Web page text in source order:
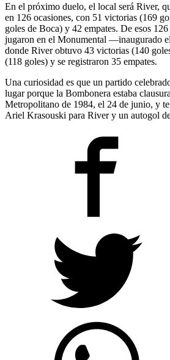
En el próximo duelo, el local será River,
en 126 ocasiones, con 51 victorias (169
goles de Boca) y 42 empates. De esos
jugaron en el Monumental —inaugurado
donde River obtuvo 43 victorias (140
(118 goles) y se registraron 35 empates.
Una curiosidad es que un partido
lugar porque la Bombonera estaba
Metropolitano de 1984, el 24 de junio, y
Ariel Krasouski para River y un autogol